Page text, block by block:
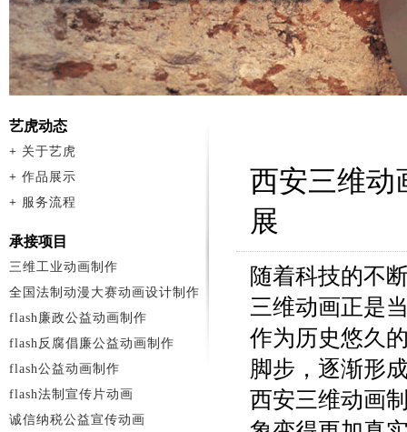
西安三维动
展
随着科技的不
三维动画正是
作为历史悠久
脚步，逐渐形
西安三维动画
艺虎动态
+ 关于艺虎
+ 作品展示
+ 服务流程
承接项目
三维工业动画制作
全国法制动漫大赛动画设计制作
flash廉政公益动画制作
flash反腐倡廉公益动画制作
flash公益动画制作
flash法制宣传片动画
诚信纳税公益宣传动画